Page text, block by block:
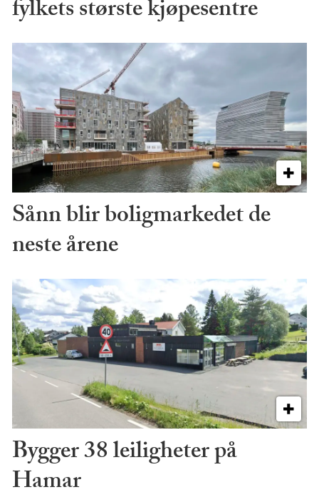
fylkets største kjøpesentre
Sånn blir boligmarkedet de
neste årene
Bygger 38 leiligheter på
Hamar